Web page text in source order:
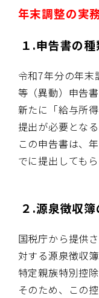
年末調整の実
１.申告書の
令和7年分の年末
等（異動）申告書
新たに「給与所
提出が必要とな
この申告書は、
でに提出しても
２.源泉徴収簿
国税庁から提供
対する源泉徴収簿
特定親族特別控
そのため、この